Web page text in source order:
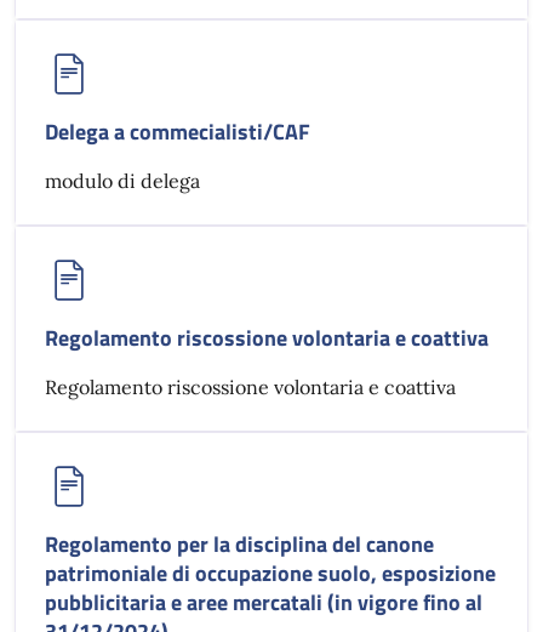
Delega a commecialisti/CAF
modulo di delega
Regolamento riscossione volontaria e coattiva
Regolamento riscossione volontaria e coattiva
Regolamento per la disciplina del canone
patrimoniale di occupazione suolo, esposizione
pubblicitaria e aree mercatali (in vigore fino al